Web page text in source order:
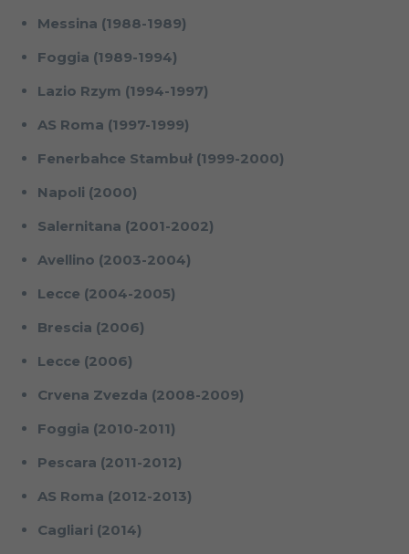
Messina (1988-1989)
Foggia (1989-1994)
Lazio Rzym (1994-1997)
AS Roma (1997-1999)
Fenerbahce Stambuł (1999-2000)
Napoli (2000)
Salernitana (2001-2002)
Avellino (2003-2004)
Lecce (2004-2005)
Brescia (2006)
Lecce (2006)
Crvena Zvezda (2008-2009)
Foggia (2010-2011)
Pescara (2011-2012)
AS Roma (2012-2013)
Cagliari (2014)